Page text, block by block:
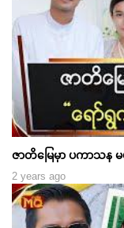
ဇာတိမြေမှာ ပကာသန
2 years ago